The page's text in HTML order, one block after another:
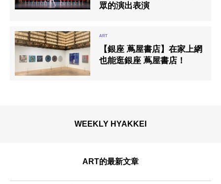
眾的演出表演
【銀座 蔦屋書店】在家上網
也能逛銀座 蔦屋書店！
WEEKLY HYAKKEI
ART的最新文章